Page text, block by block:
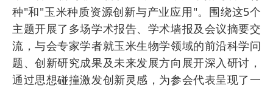
种"和"玉米种质资源创新与产业应用"。围绕这5个
主题开展了多场学术报告、学术墙报及会议摘要交
流，与会专家学者就玉米生物学领域的前沿科学问
题、创新研究成果及未来发展方向展开深入研讨，
通过思想碰撞激发创新灵感，为参会代表呈现了一